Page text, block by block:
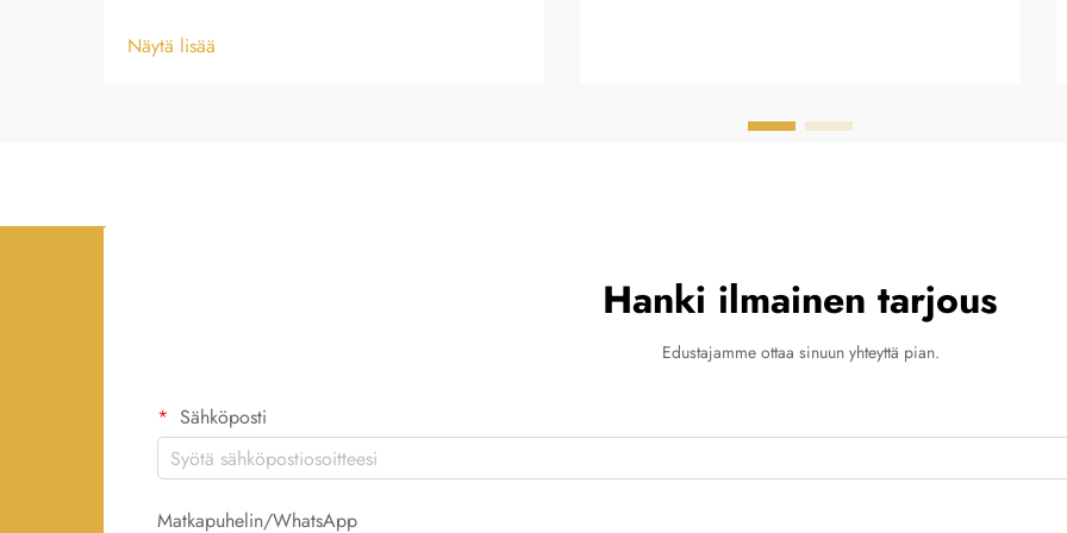
Näytä lisää
Hanki ilmainen tarjous
Edustajamme ottaa sinuun yhteyttä pian.
Sähköposti
Matkapuhelin/WhatsApp